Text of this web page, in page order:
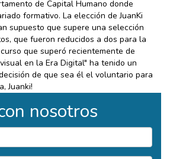
de Capital Humano donde
formativo. La elección de JuanKi
supuesto que supere una selección
que fueron reducidos a dos para la
que superó recientemente de
en la Era Digital" ha tenido un
de que sea él el voluntario para
Juanki!
nosotros